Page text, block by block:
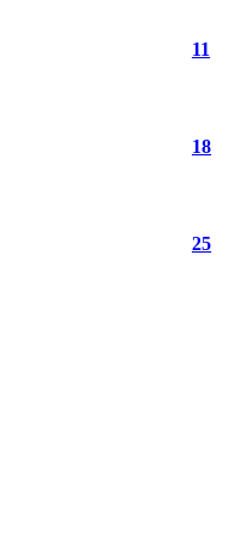
11
18
25